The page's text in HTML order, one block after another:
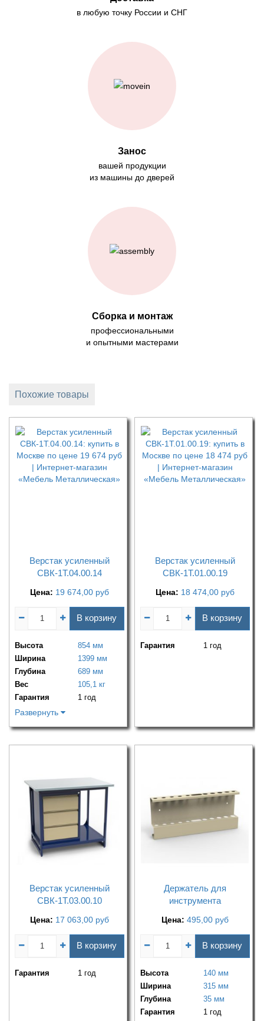
в любую точку России и СНГ
Занос
вашей продукции
из машины до дверей
Сборка и монтаж
профессиональными
и опытными мастерами
Похожие товары
Верстак усиленный
СВК-1Т.04.00.14
Цена: 19 674,00 руб
В корзину
Высота
854 мм
Ширина
1399 мм
Глубина
689 мм
Вес
105,1 кг
Гарантия
1 год
Развернуть
Верстак усиленный
СВК-1Т.01.00.19
Цена: 18 474,00 руб
В корзину
Гарантия 1 год
Верстак усиленный
СВК-1Т.03.00.10
Цена: 17 063,00 руб
В корзину
Гарантия 1 год
Держатель для
инструмента
Цена: 495,00 руб
В корзину
Высота
140 мм
Ширина
315 мм
Глубина
35 мм
Гарантия
1 год